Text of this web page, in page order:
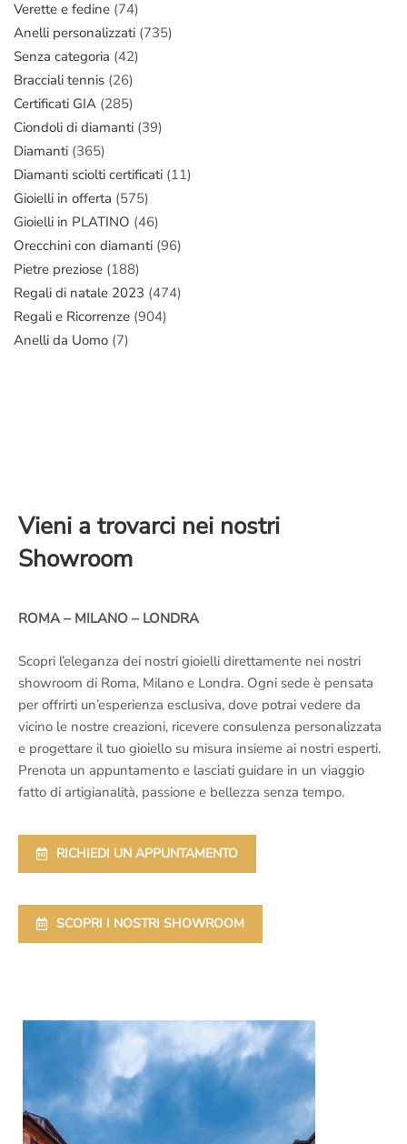
Verette e fedine (74)
Anelli personalizzati (735)
Senza categoria (42)
Bracciali tennis (26)
Certificati GIA (285)
Ciondoli di diamanti (39)
Diamanti (365)
Diamanti sciolti certificati (11)
Gioielli in offerta (575)
Gioielli in PLATINO (46)
Orecchini con diamanti (96)
Pietre preziose (188)
Regali di natale 2023 (474)
Regali e Ricorrenze (904)
Anelli da Uomo (7)
Vieni a trovarci nei nostri
Showroom
ROMA – MILANO – LONDRA
Scopri l’eleganza dei nostri gioielli direttamente nei nostri
showroom di Roma, Milano e Londra. Ogni sede è pensata
per offrirti un’esperienza esclusiva, dove potrai vedere da
vicino le nostre creazioni, ricevere consulenza personalizzata
e progettare il tuo gioiello su misura insieme ai nostri esperti.
Prenota un appuntamento e lasciati guidare in un viaggio
fatto di artigianalità, passione e bellezza senza tempo.
RICHIEDI UN APPUNTAMENTO
SCOPRI I NOSTRI SHOWROOM